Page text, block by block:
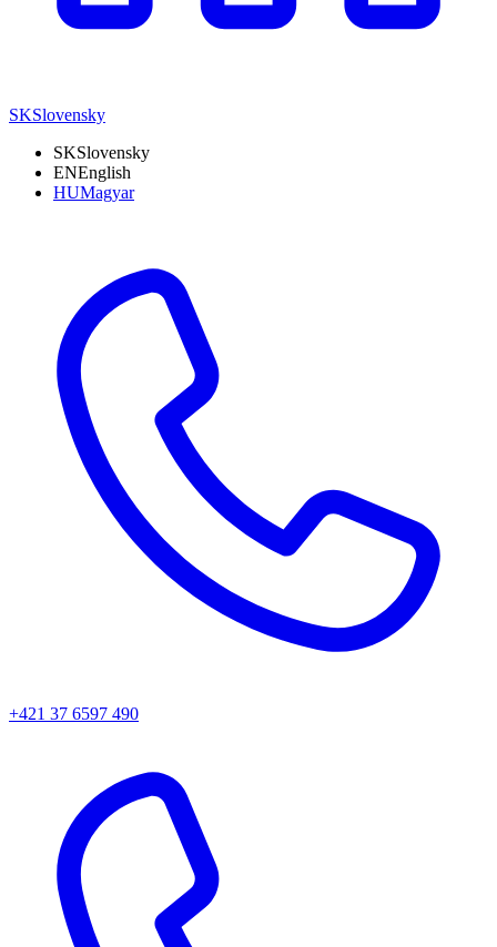
SKSlovensky
SKSlovensky
ENEnglish
HUMagyar
+421 37 6597 490